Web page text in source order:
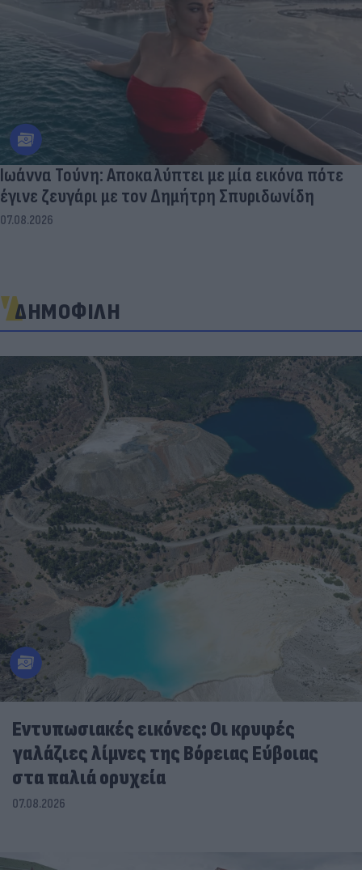
Ιωάννα Τούνη: Αποκαλύπτει με μία εικόνα πότε
έγινε ζευγάρι με τον Δημήτρη Σπυριδωνίδη
07.08.2026
ΔΗΜΟΦΙΛΗ
Εντυπωσιακές εικόνες: Οι κρυφές
γαλάζιες λίμνες της Βόρειας Εύβοιας
στα παλιά ορυχεία
07.08.2026